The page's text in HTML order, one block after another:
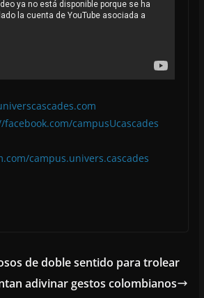
campusUcascades
campus.univers.cascades
de doble sentido para trolear
adivinar gestos colombianos